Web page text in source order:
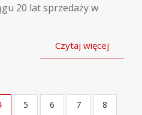
20 lat sprzedaży w
Czytaj więcej
5 6 7
8